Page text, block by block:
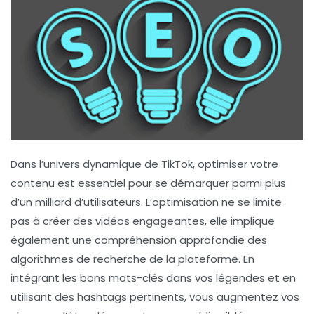
Dans l’univers dynamique de TikTok, optimiser votre
contenu est essentiel pour se démarquer parmi plus
d’un milliard d’utilisateurs. L’optimisation ne se limite
pas à créer des vidéos engageantes, elle implique
également une compréhension approfondie des
algorithmes de recherche de la plateforme. En
intégrant les bons mots-clés dans vos légendes et en
utilisant des hashtags pertinents, vous augmentez vos